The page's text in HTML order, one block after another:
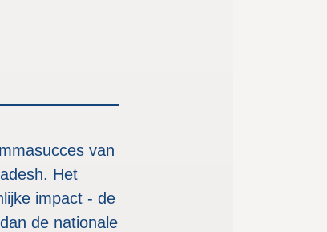
van
Het
impact - de
de nationale